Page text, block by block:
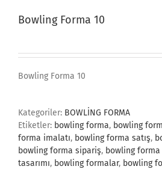
Bowling Forma 10
Bowling Forma 10
Kategoriler: BOWLİNG FORMA
Etiketler: bowling forma, bowling
forma imalatı, bowling forma satış,
bowling forma sipariş, bowling
tasarımı, bowling formalar, bowling